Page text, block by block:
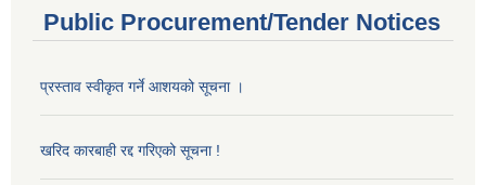
Public Procurement/Tender Notices
प्रस्ताव स्वीकृत गर्ने आशयको सूचना ।
खरिद कारबाही रद्द गरिएको सूचना !